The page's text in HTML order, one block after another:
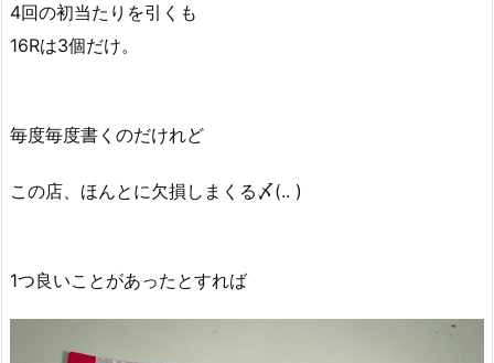
4回の初当たりを引くも
16Rは3個だけ。
毎度毎度書くのだけれど
この店、ほんとに欠損しまくる〆(.. )
1つ良いことがあったとすれば